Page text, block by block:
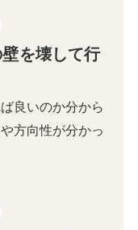
を壊して行
良いのか分から
方向性が分かっ